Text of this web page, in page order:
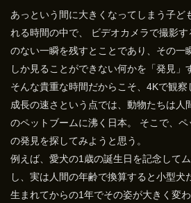
あっという間に大きくなってしまう子ど
れる時間の中で、 ビデオカメラで撮影す
のない一瞬を残すとことであり、その一
しか見ることができない何かを「発見」
そんな貴重な時間だからこそ、4Kで観察
成長の速さという点では、動物たちは人
のペットブームに沸く日本。 そこで、
の発見を探してみようと思う。
例えば、愛犬の1歳の誕生日を記念して
し、実は人間の年齢で換算すると小型犬
生まれてからの1年でその姿が大きく変わ